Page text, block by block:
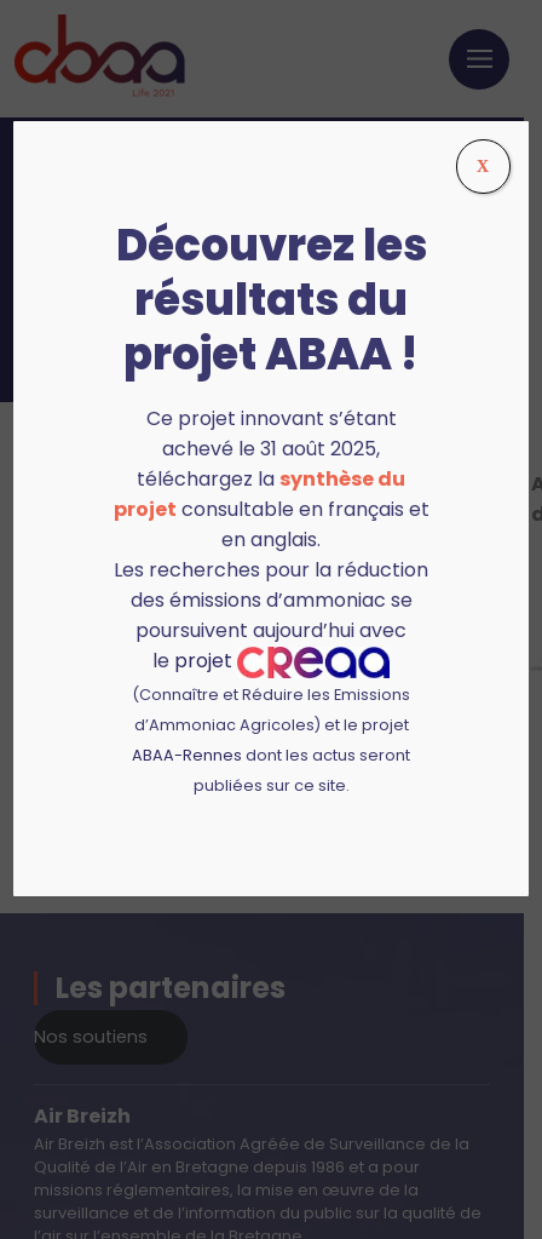
L’équipe du projet
Organisation d’un territoire pilote et mise
en place de mesures d’ammoniac et de
Les partenaires
Nos soutiens
Air Breizh
Air Breizh est l’Association Agréée de Surveillance de la
Qualité de l’Air en Bretagne depuis 1986 et a pour
missions réglementaires, la mise en œuvre de la
surveillance et de l’information du public sur la qualité de
Découvrez les
résultats du
projet ABAA !
Ce projet innovant s’étant
achevé le 31 août 2025,
téléchargez la synthèse du
projet consultable en français et
en anglais.
Les recherches pour la réduction
des émissions d’ammoniac se
poursuivent aujourd’hui avec
le projet
(Connaître et Réduire les Emissions
d’Ammoniac Agricoles) et le projet
ABAA-Rennes dont les actus seront
publiées sur ce site.
X